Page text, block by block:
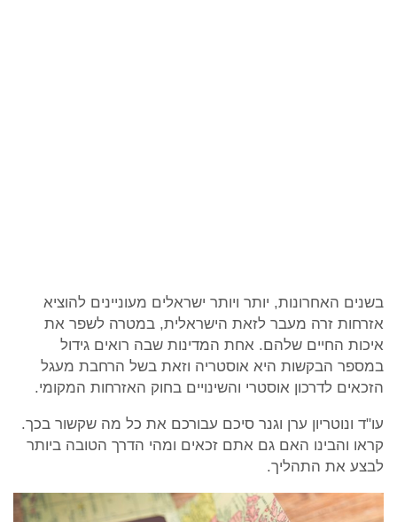
בשנים האחרונות, יותר ויותר ישראלים מעוניינים להוציא
אזרחות זרה מעבר לזאת הישראלית, במטרה לשפר את
איכות החיים שלהם. אחת המדינות שבה רואים גידול
במספר הבקשות היא אוסטריה וזאת בשל הרחבת מעגל
הזכאים לדרכון אוסטרי והשינויים בחוק האזרחות המקומי.
עו"ד ונוטריון ערן וגנר סיכם עבורכם את כל מה שקשור בכך.
קראו והבינו האם גם אתם זכאים ומהי הדרך הטובה ביותר
לבצע את התהליך.